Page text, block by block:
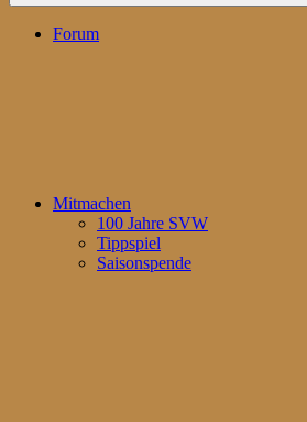
Forum
Mitmachen
100 Jahre SVW
Tippspiel
Saisonspende